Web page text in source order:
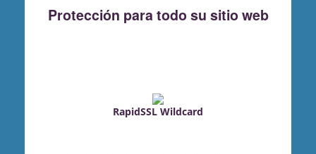
Protección para todo su sitio web
RapidSSL Wildcard